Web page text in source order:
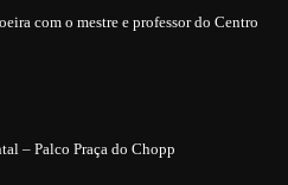
com o mestre e professor do Centro
– Palco Praça do Chopp